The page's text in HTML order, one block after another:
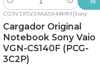
Cantidad
COSV195V39A65X44MM |Sony
Cargador Original
Notebook Sony Vaio
VGN-CS140F (PCG-
3C2P)